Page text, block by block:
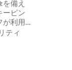
備え
ーピン
が利用
た高
たは
砂浜
ティ